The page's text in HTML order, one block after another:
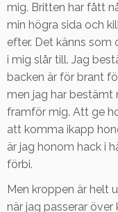
mig. Britten har fått
min högra sida och
efter. Det känns som
i mig slår till. Jag
backen är för brant
men jag har bestämt
framför mig. Att ge
att komma ikapp
är jag honom hack i
förbi.
Men kroppen är helt
när jag passerar